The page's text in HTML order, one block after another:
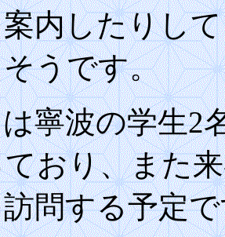
内したりし
うです。
波の学生2
おり、また
問する予定